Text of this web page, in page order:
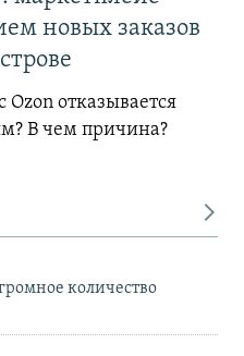
новых заказов
отказывается
В чем причина?
количество